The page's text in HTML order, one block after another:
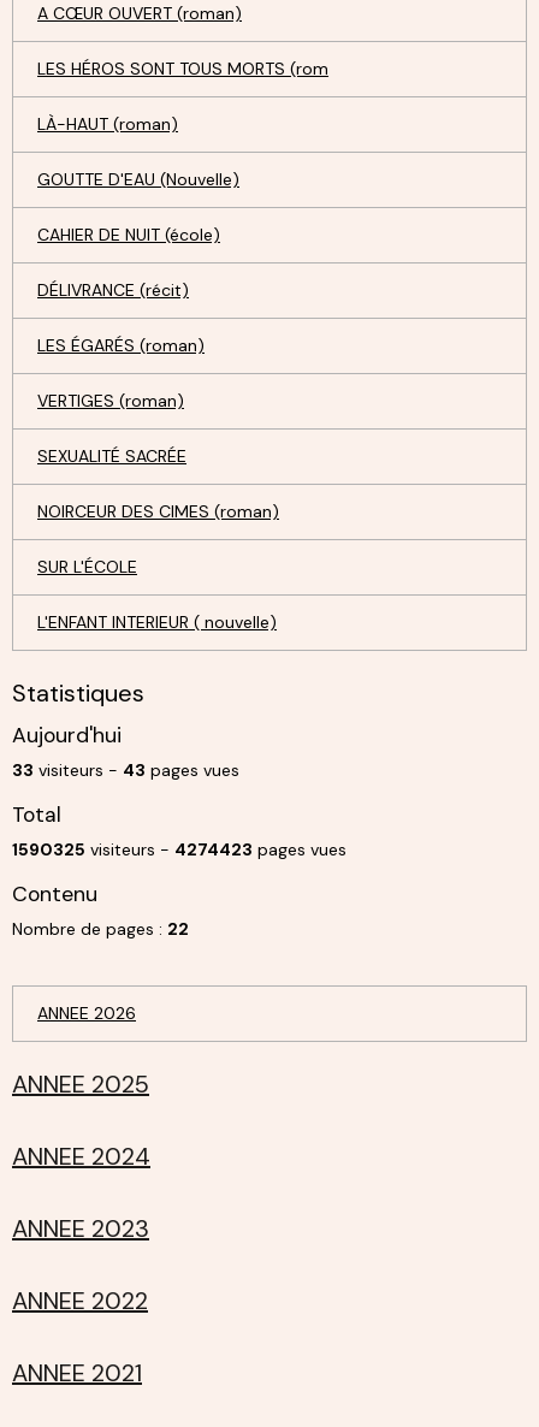
A CŒUR OUVERT (roman)
LES HÉROS SONT TOUS MORTS (rom
LÀ-HAUT (roman)
GOUTTE D'EAU (Nouvelle)
CAHIER DE NUIT (école)
DÉLIVRANCE (récit)
LES ÉGARÉS (roman)
VERTIGES (roman)
SEXUALITÉ SACRÉE
NOIRCEUR DES CIMES (roman)
SUR L'ÉCOLE
L'ENFANT INTERIEUR ( nouvelle)
Statistiques
Aujourd'hui
33 visiteurs - 43 pages vues
Total
1590325 visiteurs - 4274423 pages vues
Contenu
Nombre de pages : 22
ANNEE 2026
ANNEE 2025
ANNEE 2024
ANNEE 2023
ANNEE 2022
ANNEE 2021